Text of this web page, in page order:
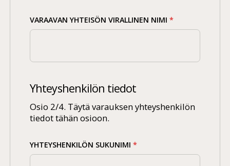
VARAAVAN YHTEISÖN VIRALLINEN NIMI *
Yhteyshenkilön tiedot
Osio 2/4. Täytä varauksen yhteyshenkilön
tiedot tähän osioon.
YHTEYSHENKILÖN SUKUNIMI *